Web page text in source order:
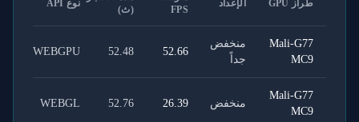
طراز GPU الإعداد
FPS
(ث)
نوع API
Mali-G77
MC9
منخفض
جداً
52.66
52.48
WEBGPU
Mali-G77
MC9
منخفض 26.39
52.76
WEBGL